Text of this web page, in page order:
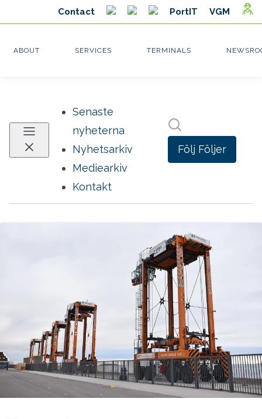
Senaste
nyheterna
Nyhetsarkiv
Mediearkiv
Kontakt
Följ Följer